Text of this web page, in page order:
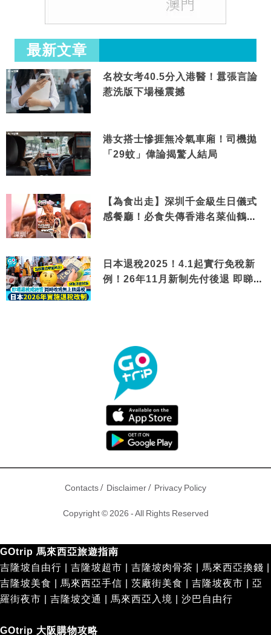
最新文章
名校女考40.5分入港醫！囂張言論
惹洗版下場極震撼
港女搭士慘捱無冷氣車廂！司機拋
「29蚊」偉論揭驚人結局
【為食出走】深圳千金級生日儀式
感餐廳！必食失傳香港名菜仙鶴神
日本退稅2025！4.1起實行免稅新
例！26年11月新制先付後退 即睇步
Contacts/ Disclaimer/ Privacy Policy
Copyright © 2026 - All Rights Reserved
GOtrip 馬來西亞旅遊指南
吉隆坡自由行
吉隆坡超市 吉隆坡肉骨茶 馬來西亞換錢
吉隆坡美食
馬來西亞手信 茨廠街美食 吉隆坡夜市
亞
羅街夜市
吉隆坡交通 馬來西亞入境 沙巴自由行
GOtrip 大阪購物攻略